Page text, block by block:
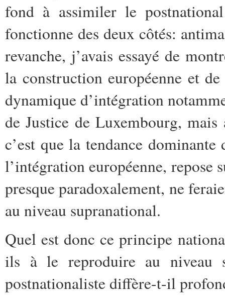
fond à assimiler le
fonctionne des deux côtés:
revanche, j’avais essayé de
la construction européenne et
dynamique d’intégration
de Justice de Luxembourg,
c’est que la tendance
l’intégration européenne, repose
presque paradoxalement, ne
au niveau supranational.
Quel est donc ce principe
ils à le reproduire au niveau
postnationaliste diffère-t-il